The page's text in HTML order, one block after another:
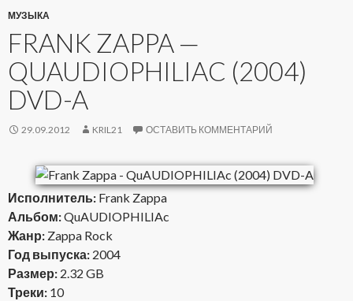
МУЗЫКА
FRANK ZAPPA —
QUAUDIOPHILIAC (2004)
DVD-A
29.09.2012 KRIL21 ОСТАВИТЬ КОММЕНТАРИЙ
Исполнитель: Frank Zappa
Альбом:QuAUDIOPHILIAc
Жанр: Zappa Rock
Год выпуска: 2004
Размер: 2.32 GB
Треки: 10